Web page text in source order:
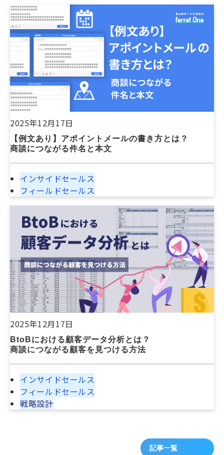
2025年12月17日
【例文あり】アポイントメールの書き方とは？
商談につながる件名と本文
インサイドセールス
フィールドセールス
2025年12月17日
BtoBにおける顧客データ分析とは？
商談につながる顧客を見つける方法
インサイドセールス
フィールドセールス
戦略設計
記事一覧